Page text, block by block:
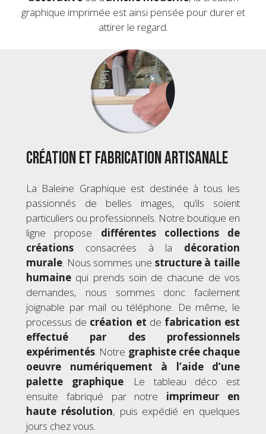
graphique imprimée est ainsi pensée pour durer et
attirer le regard.
Création et fabrication artisanale
La Baleine Graphique est destinée à tous les
passionnés de belles images, qu’ils soient
particuliers ou professionnels. Notre boutique en
ligne propose différentes collections de
créations consacrées à la décoration
murale. Nous sommes une structure à taille
humaine qui prends soin de chacune de vos
demandes, nous sommes donc facilement
joignable par mail ou téléphone. De même, le
processus de création et de fabrication est
effectué par des professionnels
expérimentés. Notre graphiste crée chaque
oeuvre numériquement à l’aide d’une
palette graphique. Le tableau déco est
ensuite fabriqué par notre imprimeur en
haute résolution, puis expédié en quelques
jours chez vous.